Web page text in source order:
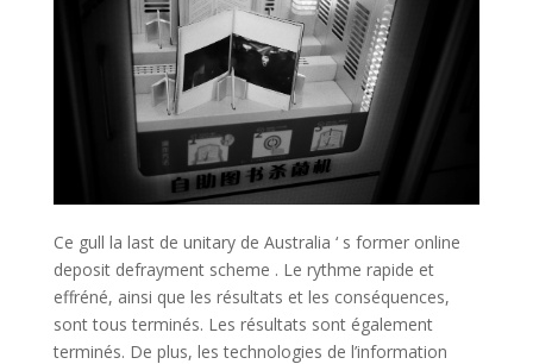
Ce gull la last de unitary de Australia ‘ s former online
deposit defrayment scheme . Le rythme rapide et
effréné, ainsi que les résultats et les conséquences,
sont tous terminés. Les résultats sont également
terminés. De plus, les technologies de l’information